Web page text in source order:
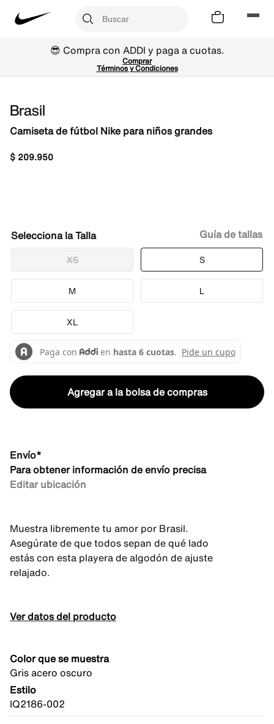
😎 Compra con ADDI y paga a cuotas.
Comprar
Términos y Condiciones
Brasil
Camiseta de fútbol Nike para niños grandes
$ 209.950
Talla
XS S
M L
XL
Guía de tallas
Agregar a la bolsa de compras
Envío*
Para obtener información de envío precisa
Editar ubicación
Muestra libremente tu amor por Brasil.
Asegúrate de que todos sepan de qué lado
estás con esta playera de algodón de ajuste
relajado.
Ver datos del producto
Color que se muestra
Gris acero oscuro
Estilo
IQ2186-002